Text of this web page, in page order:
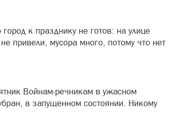
к празднику не готов: на улице
привели, мусора много, потому что нет
Войнам-речникам в ужасном
в запущенном состоянии. Никому